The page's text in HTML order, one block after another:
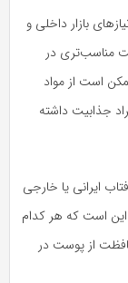
بازار داخلی و
در
از مواد
داشته
یا خارجی
است که هر کدام
از پوست در